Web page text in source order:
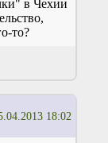
в Чехии
то?
18:02